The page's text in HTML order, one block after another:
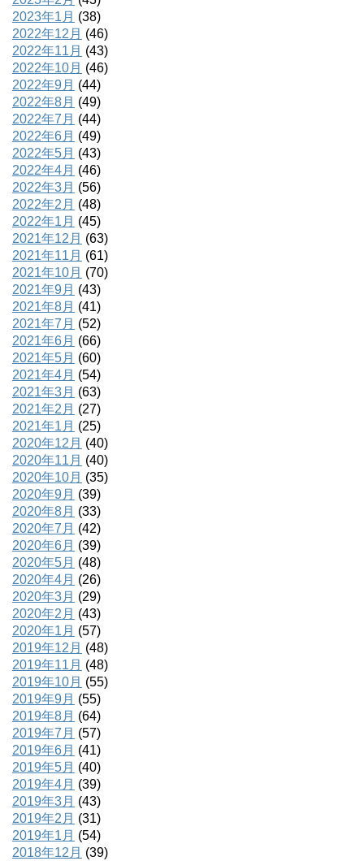
2023年1月 (38)
2022年12月 (46)
2022年11月 (43)
2022年10月 (46)
2022年9月 (44)
2022年8月 (49)
2022年7月 (44)
2022年6月 (49)
2022年5月 (43)
2022年4月 (46)
2022年3月 (56)
2022年2月 (48)
2022年1月 (45)
2021年12月 (63)
2021年11月 (61)
2021年10月 (70)
2021年9月 (43)
2021年8月 (41)
2021年7月 (52)
2021年6月 (66)
2021年5月 (60)
2021年4月 (54)
2021年3月 (63)
2021年2月 (27)
2021年1月 (25)
2020年12月 (40)
2020年11月 (40)
2020年10月 (35)
2020年9月 (39)
2020年8月 (33)
2020年7月 (42)
2020年6月 (39)
2020年5月 (48)
2020年4月 (26)
2020年3月 (29)
2020年2月 (43)
2020年1月 (57)
2019年12月 (48)
2019年11月 (48)
2019年10月 (55)
2019年9月 (55)
2019年8月 (64)
2019年7月 (57)
2019年6月 (41)
2019年5月 (40)
2019年4月 (39)
2019年3月 (43)
2019年2月 (31)
2019年1月 (54)
2018年12月 (39)